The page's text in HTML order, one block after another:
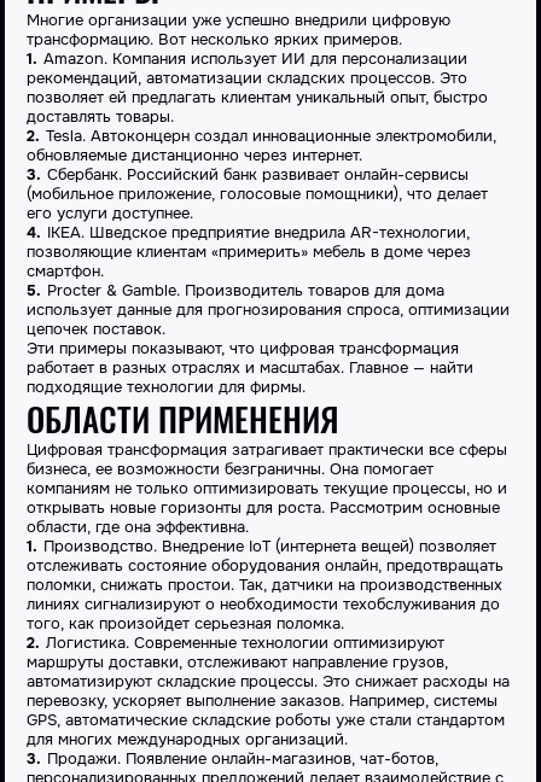
Многие организации уже успешно внедрили цифровую
трансформацию. Вот несколько ярких примеров.
Amazon. Компания использует ИИ для персонализации
рекомендаций, автоматизации складских процессов. Это
позволяет ей предлагать клиентам уникальный опыт, быстро
доставлять товары.
Tesla. Автоконцерн создал инновационные электромобили,
обновляемые дистанционно через интернет.
Сбербанк. Российский банк развивает онлайн-сервисы
(мобильное приложение, голосовые помощники), что делает
его услуги доступнее.
IKEA. Шведское предприятие внедрила AR-технологии,
позволяющие клиентам «примерить» мебель в доме через
смартфон.
Procter & Gamble. Производитель товаров для дома
использует данные для прогнозирования спроса, оптимизации
цепочек поставок.
Эти примеры показывают, что цифровая трансформация
работает в разных отраслях и масштабах. Главное — найти
подходящие технологии для фирмы.
ОБЛАСТИ ПРИМЕНЕНИЯ
Цифровая трансформация затрагивает практически все сферы
бизнеса, ее возможности безграничны. Она помогает
компаниям не только оптимизировать текущие процессы, но и
открывать новые горизонты для роста. Рассмотрим основные
области, где она эффективна.
Производство. Внедрение IoT (интернета вещей) позволяет
отслеживать состояние оборудования онлайн, предотвращать
поломки, снижать простои. Так, датчики на производственных
линиях сигнализируют о необходимости техобслуживания до
того, как произойдет серьезная поломка.
Логистика. Современные технологии оптимизируют
маршруты доставки, отслеживают направление грузов,
автоматизируют складские процессы. Это снижает расходы на
перевозку, ускоряет выполнение заказов. Например, системы
GPS, автоматические складские роботы уже стали стандартом
для многих международных организаций.
Продажи. Появление онлайн-магазинов, чат-ботов,